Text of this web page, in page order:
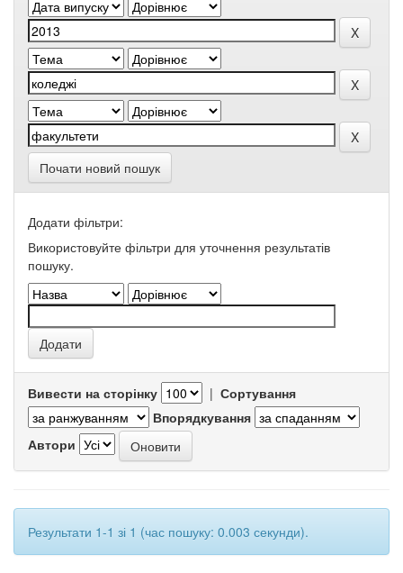
Почати новий пошук
Додати фільтри:
Використовуйте фільтри для уточнення результатів
пошуку.
Вивести на сторінку | Сортування
Впорядкування
Автори
Результати 1-1 зі 1 (час пошуку: 0.003 секунди).